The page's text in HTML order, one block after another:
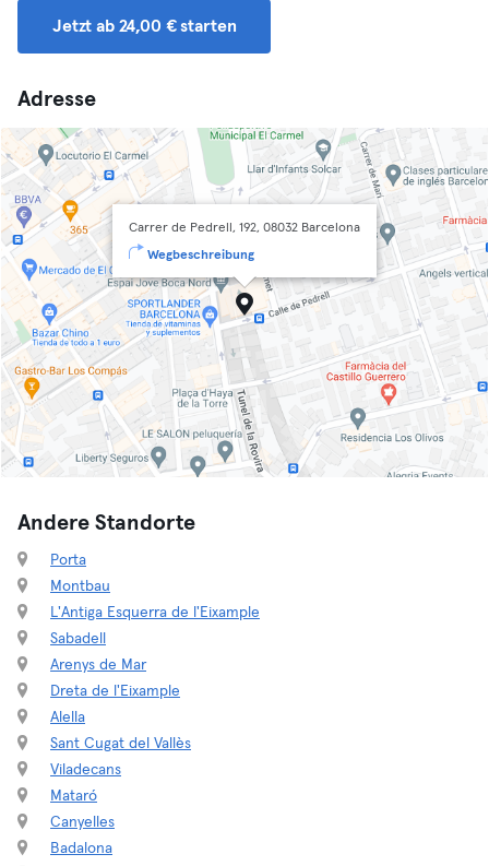
Jetzt ab 24,00 € starten
Adresse
Carrer de Pedrell, 192, 08032 Barcelona
Wegbeschreibung
Andere Standorte
Porta
Montbau
L'Antiga Esquerra de l'Eixample
Sabadell
Arenys de Mar
Dreta de l'Eixample
Alella
Sant Cugat del Vallès
Viladecans
Mataró
Canyelles
Badalona